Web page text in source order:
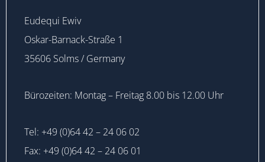
Eudequi Ewiv
Oskar-Barnack-Straße 1
35606 Solms / Germany
Bürozeiten: Montag – Freitag 8.00 bis 12.00 Uhr
Tel: +49 (0)64 42 – 24 06 02
Fax: +49 (0)64 42 – 24 06 01